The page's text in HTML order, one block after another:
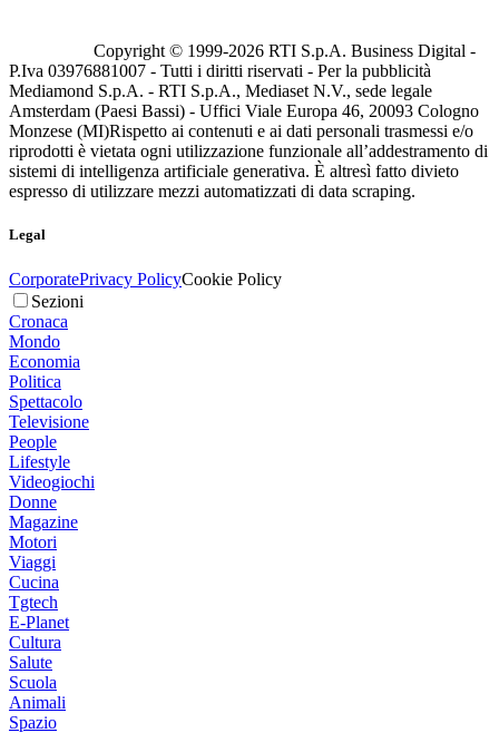
Copyright © 1999-2026 RTI S.p.A. Business Digital -
P.Iva 03976881007 - Tutti i diritti riservati - Per la pubblicità
Mediamond S.p.A. - RTI S.p.A., Mediaset N.V., sede legale
Amsterdam (Paesi Bassi) - Uffici Viale Europa 46, 20093 Cologno
Monzese (MI)Rispetto ai contenuti e ai dati personali trasmessi e/o
riprodotti è vietata ogni utilizzazione funzionale all’addestramento di
sistemi di intelligenza artificiale generativa. È altresì fatto divieto
espresso di utilizzare mezzi automatizzati di data scraping.
Legal
CorporatePrivacy PolicyCookie Policy
Sezioni
Cronaca
Mondo
Economia
Politica
Spettacolo
Televisione
People
Lifestyle
Videogiochi
Donne
Magazine
Motori
Viaggi
Cucina
Tgtech
E-Planet
Cultura
Salute
Scuola
Animali
Spazio